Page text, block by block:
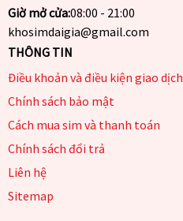
Giờ mở cửa:08:00 - 21:00
khosimdaigia@gmail.com
THÔNG TIN
Điều khoản và điều kiện giao dịch
Chính sách bảo mật
Cách mua sim và thanh toán
Chính sách đổi trả
Liên hệ
Sitemap